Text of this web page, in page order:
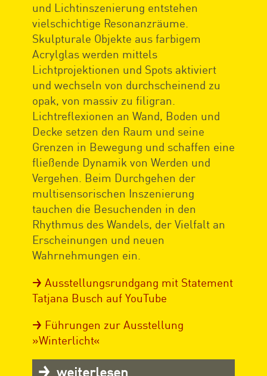
und Lichtinszenierung entstehen
vielschichtige Resonanzräume.
Skulpturale Objekte aus farbigem
Acrylglas werden mittels
Lichtprojektionen und Spots aktiviert
und wechseln von durchscheinend zu
opak, von massiv zu filigran.
Lichtreflexionen an Wand, Boden und
Decke setzen den Raum und seine
Grenzen in Bewegung und schaffen eine
fließende Dynamik von Werden und
Vergehen. Beim Durchgehen der
multisensorischen Inszenierung
tauchen die Besuchenden in den
Rhythmus des Wandels, der Vielfalt an
Erscheinungen und neuen
Wahrnehmungen ein.
Ausstellungsrundgang mit Statement
Tatjana Busch auf YouTube
Führungen zur Ausstellung
»Winterlicht«
weiterlesen